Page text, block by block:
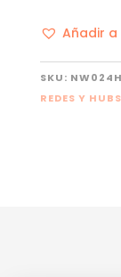
Añadir
SKU:
REDES Y HUBS